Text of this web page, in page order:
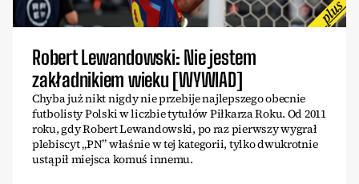
Robert Lewandowski: Nie jestem
zakładnikiem wieku [WYWIAD]
Chyba już nikt nigdy nie przebije najlepszego obecnie
futbolisty Polski w liczbie tytułów Piłkarza Roku. Od 2011
roku, gdy Robert Lewandowski, po raz pierwszy wygrał
plebiscyt „PN” właśnie w tej kategorii, tylko dwukrotnie
ustąpił miejsca komuś innemu.